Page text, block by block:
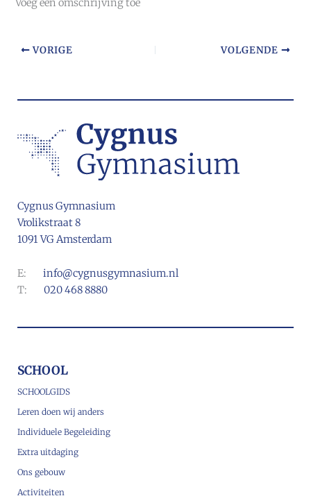
Voeg een omschrijving toe
VORIGE VOLGENDE
Cygnus Gymnasium
Vrolikstraat 8
1091 VG Amsterdam
E: info@cygnusgymnasium.nl
T: 020 468 8880
SCHOOL
SCHOOLGIDS
Leren doen wij anders
Individuele Begeleiding
Extra uitdaging
Ons gebouw
Activiteiten